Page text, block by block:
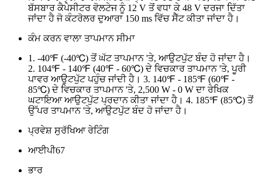
ਬੱਸਬਾਰ ਕੈਪੇਸੀਟਰ ਵੋਲਟੇਜ ਨੂੰ 12 V ਤੋਂ ਵਧਾ ਕੇ 48 V ਦਰਜਾ ਦਿੱਤਾ
ਜਾਂਦਾ ਹੈ ਜੋ ਕੰਟਰੋਲਰ ਦੁਆਰਾ 150 ms ਵਿੱਚ ਸੈੱਟ ਕੀਤਾ ਜਾਂਦਾ ਹੈ।
ਕੰਮ ਕਰਨ ਵਾਲਾ ਤਾਪਮਾਨ ਸੀਮਾ
1. -40℉ (-40℃) ਤੋਂ ਘੱਟ ਤਾਪਮਾਨ 'ਤੇ, ਆਉਟਪੁੱਟ ਬੰਦ ਹੋ ਜਾਂਦਾ ਹੈ।
2. 104℉ - 140℉ (40℉ - 60℃) ਦੇ ਵਿਚਕਾਰ ਤਾਪਮਾਨ 'ਤੇ, ਪੂਰੀ
ਪਾਵਰ ਆਉਟਪੁੱਟ ਪਹੁੰਚ ਜਾਂਦੀ ਹੈ। 3. 140℉ - 185℉ (60℉ -
85℃) ਦੇ ਵਿਚਕਾਰ ਤਾਪਮਾਨ 'ਤੇ, 2,500 W - 0 W ਦਾ ਰੇਖਿਕ
ਘਟਾਇਆ ਆਉਟਪੁੱਟ ਪ੍ਰਦਾਨ ਕੀਤਾ ਜਾਂਦਾ ਹੈ। 4. 185℉ (85℃) ਤੋਂ
ਉੱਪਰ ਤਾਪਮਾਨ 'ਤੇ, ਆਉਟਪੁੱਟ ਬੰਦ ਹੋ ਜਾਂਦਾ ਹੈ।
ਪ੍ਰਵੇਸ਼ ਸੁਰੱਖਿਆ ਰੇਟਿੰਗ
ਆਈਪੀ67
ਭਾਰ